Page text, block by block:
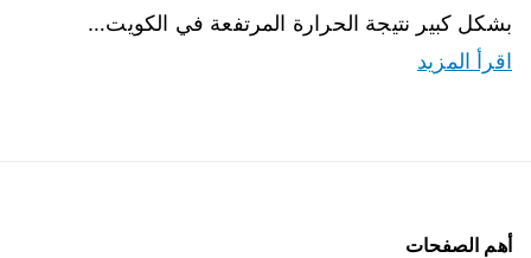
بشكل كبير نتيجة الحرارة المرتفعة في الكويت…
اقرأ المزيد
أهم الصفحات